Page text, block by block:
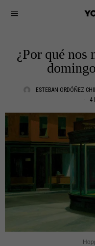
¿Por qué nos
ESTEBAN ORDÓÑEZ
4